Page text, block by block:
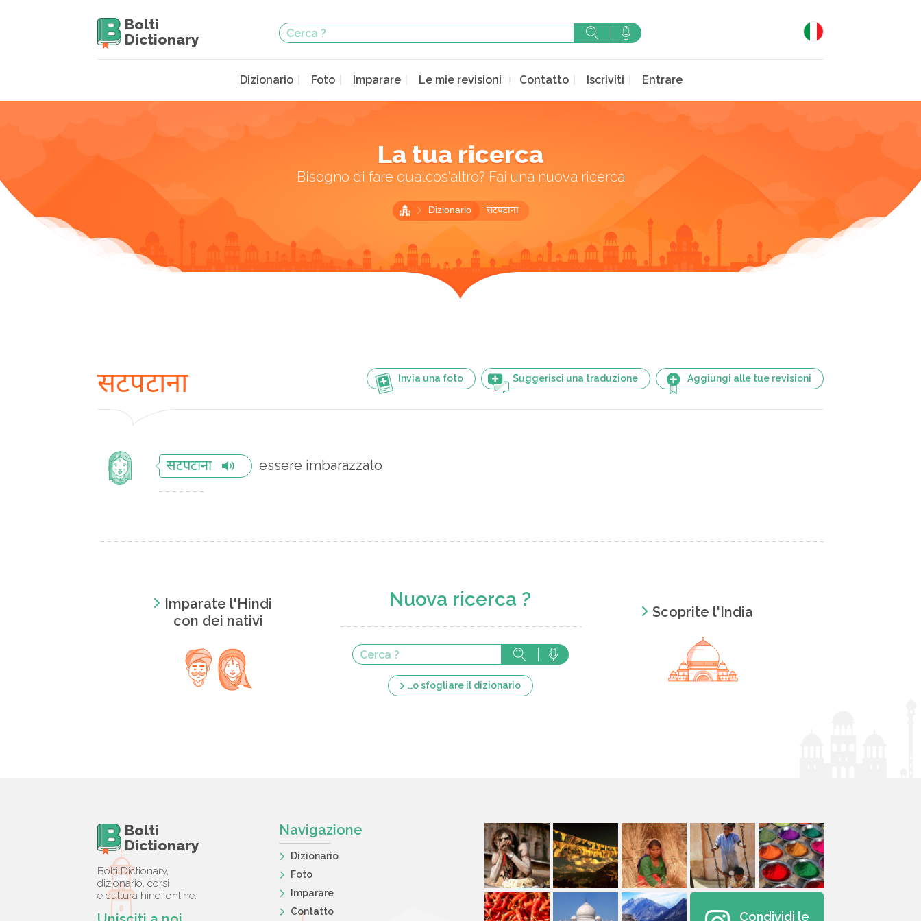
Bolti
Dictionary
Dizionario Foto Imparare Le mie revisioni Contatto Iscriviti Entrare
La tua ricerca
Bisogno di fare qualcos'altro? Fai una nuova ricerca
Dizionario सटपटाना
Invia una foto Suggerisci una traduzione Aggiungi alle tue revisioni
सटपटाना
सटपटाना essere imbarazzato
Imparate l'Hindi
con dei nativi
Nuova ricerca ?
…o sfogliare il dizionario
Scoprite l'India
Bolti
Dictionary
Bolti Dictionary,
dizionario, corsi
e cultura hindi online.
Navigazione
Dizionario
Foto
Imparare
Contatto
Condividi le